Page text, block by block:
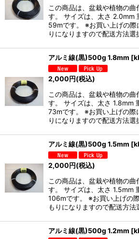
この商品は、盆栽や植物の
す。 サイズは、太さ 2.0mm
59mです。 ※お買い上げの際
りになりますので配送方法
アルミ線(黒)500g 1.8mm [
2,000円(税込)
この商品は、盆栽や植物の
す。 サイズは、太さ 1.8mm
73mです。 ※お買い上げの際
りになりますので配送方法
アルミ線(黒)500g 1.5mm [
2,000円(税込)
この商品は、盆栽や植物の
す。 サイズは、太さ 1.5mm
106mです。 ※お買い上げの
もりになりますので配送方
アルミ線(黒)500g 1.2mm [